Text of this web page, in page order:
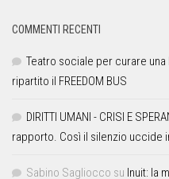
COMMENTI RECENTI
Teatro sociale per curare una
ripartito il FREEDOM BUS
DIRITTI UMANI - CRISI E
rapporto. Così il silenzio uccide
Sabino Sagliocco su Inuit: la